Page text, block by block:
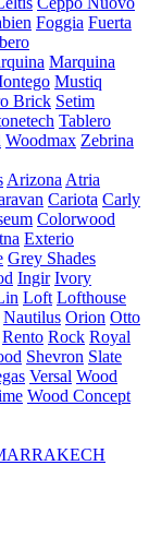
Foggia Fuerta
Marquina
Mustiq
Brick Setim
Tablero
Woodmax Zebrina
Arizona Atria
Cariota Carly
Colorwood
Exterio
Grey Shades
Ingir Ivory
Loft Lofthouse
Nautilus Orion Otto
Rento Rock Royal
Shevron Slate
Versal Wood
Wood Concept